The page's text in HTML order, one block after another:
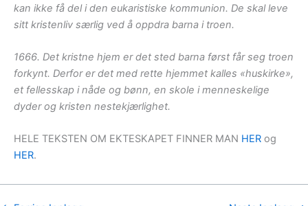
kan ikke få del i den eukaristiske kommunion. De skal leve
sitt kristenliv særlig ved å oppdra barna i troen.
1666. Det kristne hjem er det sted barna først får seg troen
forkynt. Derfor er det med rette hjemmet kalles «huskirke»,
et fellesskap i nåde og bønn, en skole i menneskelige
dyder og kristen nestekjærlighet.
HELE TEKSTEN OM EKTESKAPET FINNER MAN HER og
HER.